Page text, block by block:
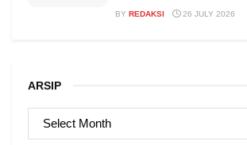
BY REDAKSI 26 JULY 2026
ARSIP
ARSIP